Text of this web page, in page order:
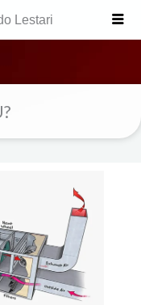
Lestari